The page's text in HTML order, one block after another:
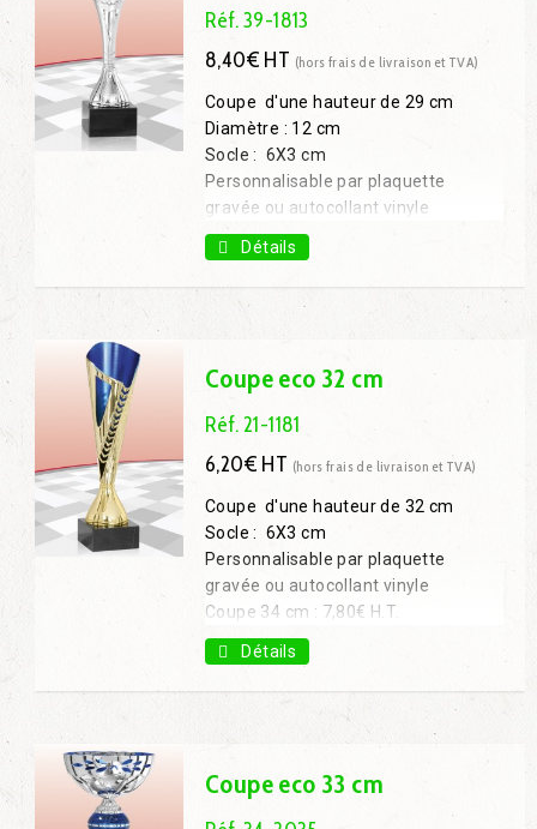
Réf. 39-1813
8,40€ HT (hors frais de livraison et TVA)
Coupe d'une hauteur de 29 cm
Diamètre : 12 cm
Socle : 6X3 cm
Personnalisable par plaquette
gravée ou autocollant vinyle
Coupe 23 cm : 6,10€ H.T.
Coupe 26 cm : 6,90€ H.T.
Coupe 33 cm : 11,20€ H.T.
Coupe 35 cm : 13,10€ H.T.
Détails
Coupe eco 32 cm
Réf. 21-1181
6,20€ HT (hors frais de livraison et TVA)
Coupe d'une hauteur de 32 cm
Socle : 6X3 cm
Personnalisable par plaquette
gravée ou autocollant vinyle
Coupe 34 cm : 7,80€ H.T.
Coupe 37 cm : 10,50€ H.T.
Détails
Coupe eco 33 cm